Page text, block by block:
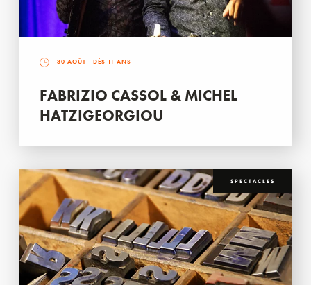
30 AOÛT - DÈS 11 ANS
FABRIZIO CASSOL & MICHEL
HATZIGEORGIOU
SPECTACLES